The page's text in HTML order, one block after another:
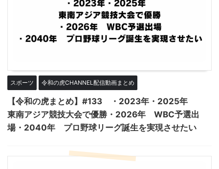
スポーツ 令和の虎CHANNEL配信動画まとめ
【令和の虎まとめ】#133 ・2023年・2025年
東南アジア競技大会で優勝・2026年 WBC予選出
場・2040年 プロ野球リーグ誕生を実現させたい